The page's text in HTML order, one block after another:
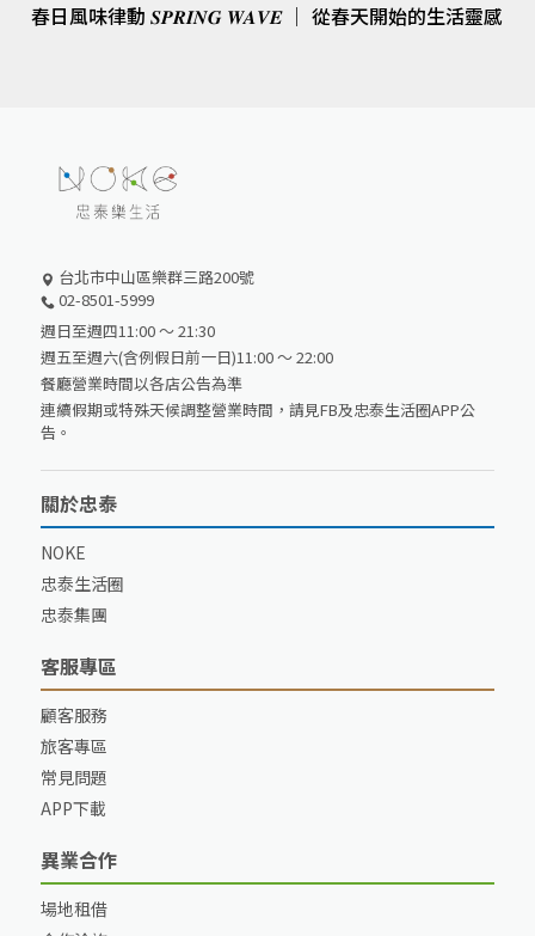
春日風味律動 𝑺𝑷𝑹𝑰𝑵𝑮 𝑾𝑨𝑽𝑬 │ 從春天開始的生活靈感
台北市中山區樂群三路200號
02-8501-5999
週日至週四11:00 ～ 21:30
週五至週六(含例假日前一日)11:00 ～ 22:00
餐廳營業時間以各店公告為準
連續假期或特殊天候調整營業時間，請見FB及忠泰生活圈APP公
告。
關於忠泰
NOKE
忠泰生活圈
忠泰集團
客服專區
顧客服務
旅客專區
常見問題
APP下載
異業合作
場地租借